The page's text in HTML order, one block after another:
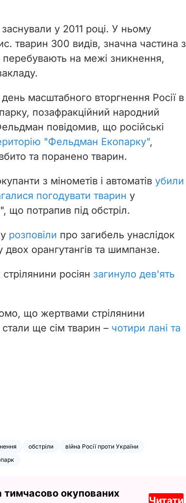
у 2011 році. У ньому
тварин 300 видів, значна частина з
перебувають на межі зникнення,
масштабного вторгнення Росії в
позафракційний народний
повідомив, що російські
"Фельдман Екопарку",
та поранено тварин.
з мінометів і автоматів убили
погодувати тварин у
що потрапив під обстріл.
розповіли про загибель унаслідок
двох орангутангів та шимпанзе.
росіян загинуло дев'ять
що жертвами стрілянини
стали ще сім тварин – чотири лані та
обстріли
війна Росії проти України
окупованих